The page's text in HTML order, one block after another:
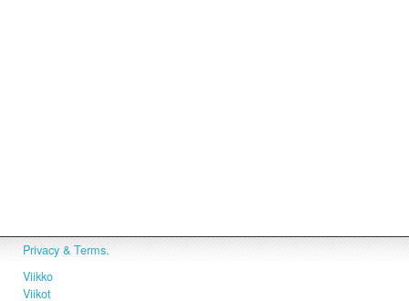
Privacy & Terms.
Viikko
Viikot